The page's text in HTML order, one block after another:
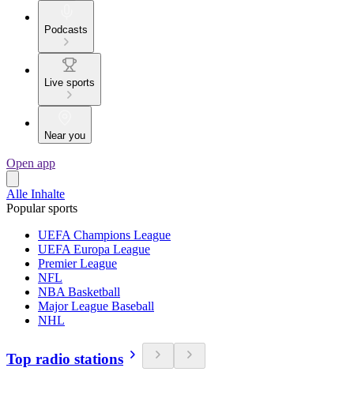
Podcasts
Live sports
Near you
Open app
Alle Inhalte
Popular sports
UEFA Champions League
UEFA Europa League
Premier League
NFL
NBA Basketball
Major League Baseball
NHL
Top radio stations